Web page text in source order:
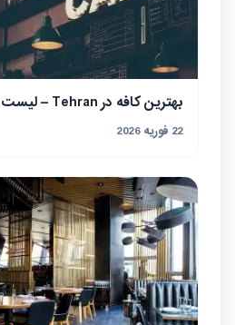
بهترین کافه در Tehran – لیست کامل
22 فوریه 2026